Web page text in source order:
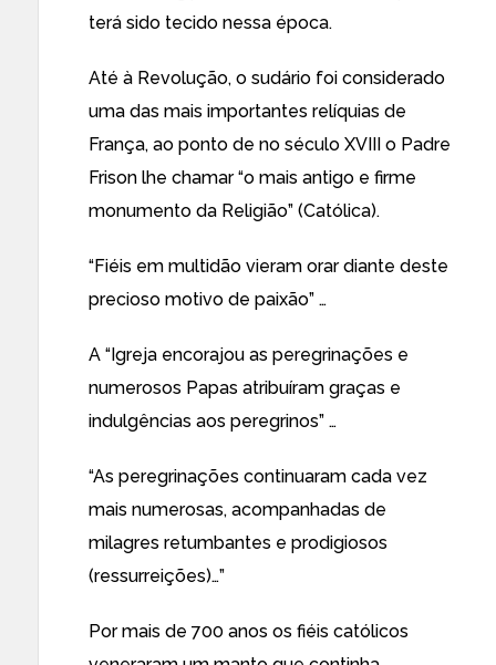
terá sido tecido nessa época.
Até à Revolução, o sudário foi considerado
uma das mais importantes relíquias de
França, ao ponto de no século XVIII o Padre
Frison lhe chamar “o mais antigo e firme
monumento da Religião” (Católica).
“Fiéis em multidão vieram orar diante deste
precioso motivo de paixão” …
A “Igreja encorajou as peregrinações e
numerosos Papas atribuíram graças e
indulgências aos peregrinos” …
“As peregrinações continuaram cada vez
mais numerosas, acompanhadas de
milagres retumbantes e prodigiosos
(ressurreições)…”
Por mais de 700 anos os fiéis católicos